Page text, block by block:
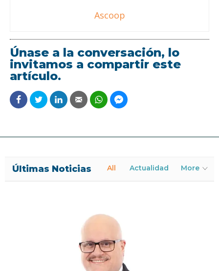
Ascoop
Únase a la conversación, lo
invitamos a compartir este
artículo.
Últimas Noticias All Actualidad More